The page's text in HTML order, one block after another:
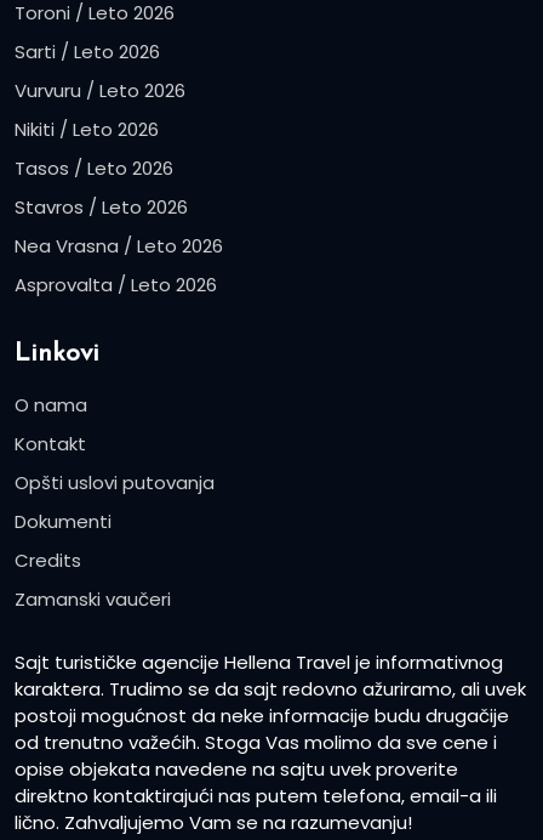
Toroni / Leto 2026
Sarti / Leto 2026
Vurvuru / Leto 2026
Nikiti / Leto 2026
Tasos / Leto 2026
Stavros / Leto 2026
Nea Vrasna / Leto 2026
Asprovalta / Leto 2026
Linkovi
O nama
Kontakt
Opšti uslovi putovanja
Dokumenti
Credits
Zamanski vaučeri
Sajt turističke agencije Hellena Travel je informativnog
karaktera. Trudimo se da sajt redovno ažuriramo, ali uvek
postoji mogućnost da neke informacije budu drugačije
od trenutno važećih. Stoga Vas molimo da sve cene i
opise objekata navedene na sajtu uvek proverite
direktno kontaktirajući nas putem telefona, email-a ili
lično. Zahvaljujemo Vam se na razumevanju!